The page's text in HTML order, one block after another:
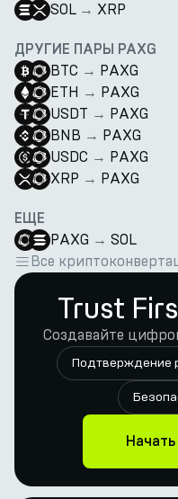
SOL → XRP
ДРУГИЕ ПАРЫ PAXG
BTC → PAXG
ETH → PAXG
USDT → PAXG
BNB → PAXG
USDC → PAXG
XRP → PAXG
ЕЩЕ
PAXG → SOL
Все
Trust
Создавайте
Подтверждение